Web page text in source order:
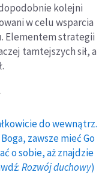
kolejni
w celu wsparcia
Elementem strategii
tamtejszych sił, a
do wewnątrz.
zawsze mieć Go
o sobie, aż znajdzie
Rozwój duchowy)